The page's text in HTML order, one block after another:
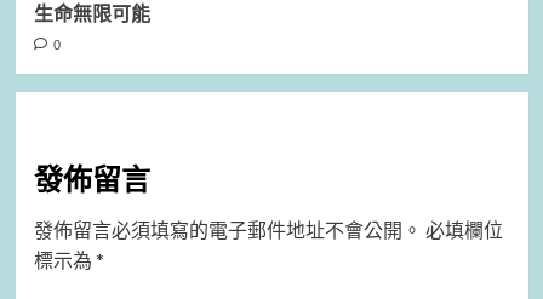
生命無限可能
0
發佈留言
發佈留言必須填寫的電子郵件地址不會公開。 必填欄位
標示為 *